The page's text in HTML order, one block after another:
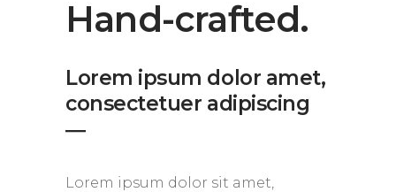
Hand-crafted.
Lorem ipsum dolor amet,
consectetuer adipiscing
―
Lorem ipsum dolor sit amet,